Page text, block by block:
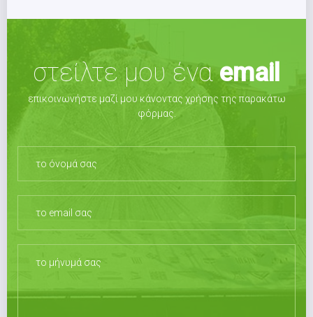
στείλτε μου έναemail
επικοινωνήστε μαζί μου κάνοντας χρήσης της παρακάτω
φόρμας.